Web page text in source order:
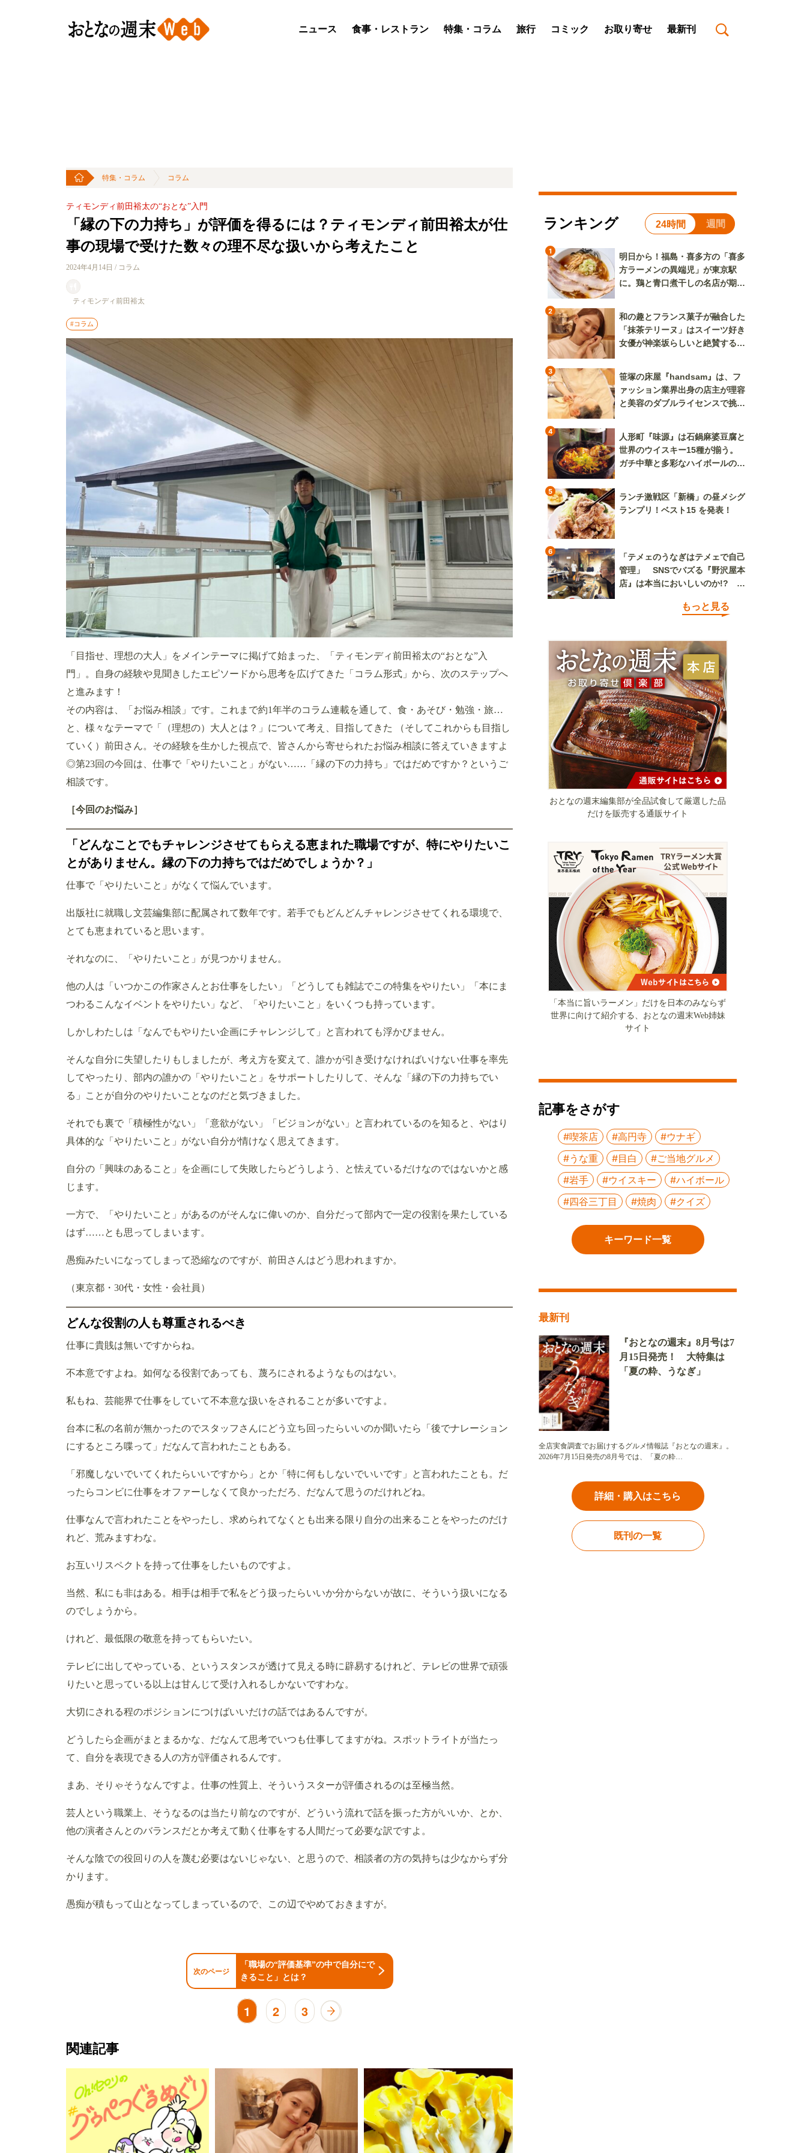
ニュース 食事・レストラン 特集・コラム 旅行 コミック お取り寄せ 最新刊
特集・コラム コラム
ティモンディ前田裕太の“おとな”入門
「縁の下の力持ち」が評価を得るには？ティモンディ前田裕太が仕
事の現場で受けた数々の理不尽な扱いから考えたこと
2024年4月14日 / コラム
ティモンディ前田裕太
#コラム
「目指せ、理想の大人」をメインテーマに掲げて始まった、「ティモンディ前田裕太の“おとな”入
門」。自身の経験や見聞きしたエピソードから思考を広げてきた「コラム形式」から、次のステップへ
と進みます！
その内容は、「お悩み相談」です。これまで約1年半のコラム連載を通して、食・あそび・勉強・旅…
と、様々なテーマで「（理想の）大人とは？」について考え、目指してきた （そしてこれからも目指し
ていく）前田さん。その経験を生かした視点で、皆さんから寄せられたお悩み相談に答えていきますよ
◎第23回の今回は、仕事で「やりたいこと」がない……「縁の下の力持ち」ではだめですか？というご
相談です。
［今回のお悩み］
「どんなことでもチャレンジさせてもらえる恵まれた職場ですが、特にやりたいこ
とがありません。縁の下の力持ちではだめでしょうか？」
仕事で「やりたいこと」がなくて悩んでいます。
出版社に就職し文芸編集部に配属されて数年です。若手でもどんどんチャレンジさせてくれる環境で、
とても恵まれていると思います。
それなのに、「やりたいこと」が見つかりません。
他の人は「いつかこの作家さんとお仕事をしたい」「どうしても雑誌でこの特集をやりたい」「本にま
つわるこんなイベントをやりたい」など、「やりたいこと」をいくつも持っています。
しかしわたしは「なんでもやりたい企画にチャレンジして」と言われても浮かびません。
そんな自分に失望したりもしましたが、考え方を変えて、誰かが引き受けなければいけない仕事を率先
してやったり、部内の誰かの「やりたいこと」をサポートしたりして、そんな「縁の下の力持ちでい
る」ことが自分のやりたいことなのだと気づきました。
それでも裏で「積極性がない」「意欲がない」「ビジョンがない」と言われているのを知ると、やはり
具体的な「やりたいこと」がない自分が情けなく思えてきます。
自分の「興味のあること」を企画にして失敗したらどうしよう、と怯えているだけなのではないかと感
じます。
一方で、「やりたいこと」があるのがそんなに偉いのか、自分だって部内で一定の役割を果たしている
はず……とも思ってしまいます。
愚痴みたいになってしまって恐縮なのですが、前田さんはどう思われますか。
（東京都・30代・女性・会社員）
どんな役割の人も尊重されるべき
仕事に貴賎は無いですからね。
不本意ですよね。如何なる役割であっても、蔑ろにされるようなものはない。
私もね、芸能界で仕事をしていて不本意な扱いをされることが多いですよ。
台本に私の名前が無かったのでスタッフさんにどう立ち回ったらいいのか聞いたら「後でナレーション
にするところ喋って」だなんて言われたこともある。
「邪魔しないでいてくれたらいいですから」とか「特に何もしないでいいです」と言われたことも。だ
ったらコンビに仕事をオファーしなくて良かっただろ、だなんて思うのだけれどね。
仕事なんで言われたことをやったし、求められてなくとも出来る限り自分の出来ることをやったのだけ
れど、荒みますわな。
お互いリスペクトを持って仕事をしたいものですよ。
当然、私にも非はある。相手は相手で私をどう扱ったらいいか分からないが故に、そういう扱いになる
のでしょうから。
けれど、最低限の敬意を持ってもらいたい。
テレビに出してやっている、というスタンスが透けて見える時に辟易するけれど、テレビの世界で頑張
りたいと思っている以上は甘んじて受け入れるしかないですわな。
大切にされる程のポジションにつけばいいだけの話ではあるんですが。
どうしたら企画がまとまるかな、だなんて思考でいつも仕事してますがね。スポットライトが当たっ
て、自分を表現できる人の方が評価されるんです。
まあ、そりゃそうなんですよ。仕事の性質上、そういうスターが評価されるのは至極当然。
芸人という職業上、そうなるのは当たり前なのですが、どういう流れで話を振った方がいいか、とか、
他の演者さんとのバランスだとか考えて動く仕事をする人間だって必要な訳ですよ。
そんな陰での役回りの人を蔑む必要はないじゃない、と思うので、相談者の方の気持ちは少なからず分
かります。
愚痴が積もって山となってしまっているので、この辺でやめておきますが。
次のページ
「職場の“評価基準”の中で自分にで
きること」とは？
1 2 3
関連記事
ランキング 24時間 週間
1
明日から！福島・喜多方の「喜多
方ラーメンの異端児」が東京駅
に。鶏と青口煮干しの名店が期間
2
和の趣とフランス菓子が融合した
「抹茶テリーヌ」はスイーツ好き
女優が神楽坂らしいと絶賛する逸
3
笹塚の床屋『handsam』は、フ
ァッション業界出身の店主が理容
と美容のダブルライセンスで挑む
4
人形町『味源』は石鍋麻婆豆腐と
世界のウイスキー15種が揃う。
ガチ中華と多彩なハイボールの組
5
ランチ激戦区「新橋」の昼メシグ
ランプリ！ベスト15 を発表！
6
「テメェのうなぎはテメェで自己
管理」 SNSでバズる『野沢屋本
店』は本当においしいのか!? い
もっと見る
おとなの週末編集部が全品試食して厳選した品
だけを販売する通販サイト
「本当に旨いラーメン」だけを日本のみならず
世界に向けて紹介する、おとなの週末Web姉妹
サイト
記事をさがす
#喫茶店 #高円寺
#ウナギ
#うな重
#目白
#ご当地グルメ
#岩手
#ウイスキー
#ハイボール
#四谷三丁目
#焼肉 #クイズ
キーワード一覧
最新刊
『おとなの週末』8月号は7
月15日発売！ 大特集は
「夏の粋、うなぎ」
全店実食調査でお届けするグルメ情報誌『おとなの週末』。
2026年7月15日発売の8月号では、「夏の粋…
詳細・購入はこちら
既刊の一覧